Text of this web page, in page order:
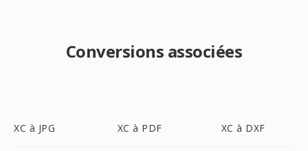
Conversions associées
XC à JPG XC à PDF XC à DXF